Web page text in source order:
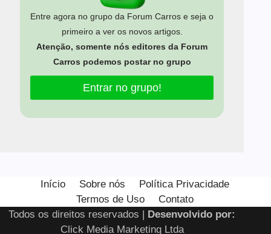
Entre agora no grupo da Forum Carros e seja o
primeiro a ver os novos artigos.
Atenção, somente nós editores da Forum
Carros podemos postar no grupo
Entrar no grupo!
Início Sobre nós
Política Privacidade
Termos de Uso
Contato
Todos os direitos reservados |
Desenvolvido por:
Click Media Marketing Ltda